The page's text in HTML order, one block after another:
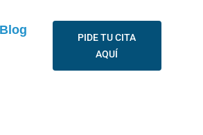
Blog
PIDE TU CITA
AQUÍ